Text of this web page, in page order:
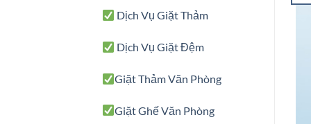
Dịch Vụ Giặt Thảm
Dịch Vụ Giặt Đệm
Giặt Thảm Văn Phòng
Giặt Ghế Văn Phòng